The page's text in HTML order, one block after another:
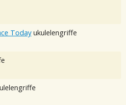
Today ukulelengriffe